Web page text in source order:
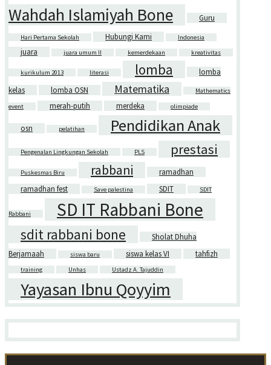
Wahdah Islamiyah Bone
Guru
Hari Pertama Sekolah Hubungi Kami Indonesia
juara juara umum II kemerdekaan kreativitas
kurikulum 2013 literasi lomba
lomba
kelas
lomba OSN Matematika
Mathematics
event
merah-putih merdeka olimpiade
osn pelatihan Pendidikan Anak
Pengenalan Lingkungan Sekolah PLS prestasi
Puskesmas Biru rabbani
ramadhan
ramadhan fest
Save palestina SDIT SDIT
Rabbani SD IT Rabbani Bone
sdit rabbani bone
Sholat Dhuha
Berjamaah
siswa baru siswa kelas VI tahfizh
training Unhas Ustadz A. Tajuddin
Yayasan Ibnu Qoyyim